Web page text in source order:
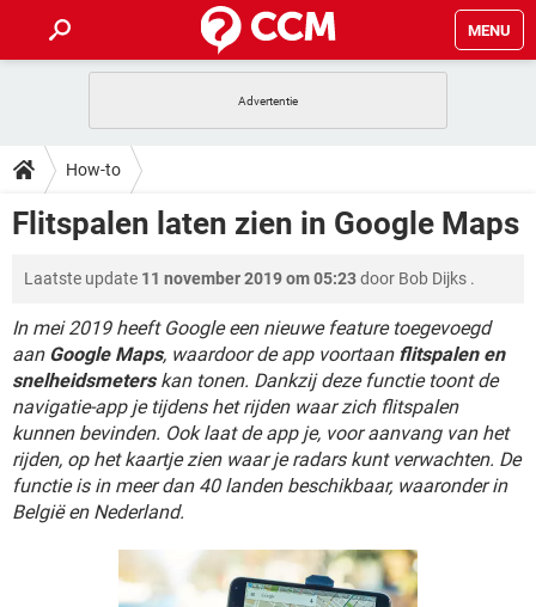
MENU
INSTAGRAM
NETFLIX CORONAVIRUS
HOW-TO
VIDEOBELLEN
INSTAGRAM WINDOWS 10
NETFLIX CORONAVIRUS
GRATIS SNAPCHAT
TIKTOK
DOWNLOADS
NETFLIX CORONAVIRUS
GRATIS SNAPCHAT
TIKTOK
FORUM
VIDEOBELLEN GAMES
INSTAGRAM WINDOWS 10
NETFLIX CORONAVIRUS
GRATIS SNAPCHAT
TIKTOK
ARTIKELEN
VIDEOBELLEN GAMES
INSTAGRAM
NETFLIX CORONAVIRUS
GRATIS
How-to
Flitspalen laten zien in Google Maps
Laatste update 11 november 2019 om 05:23door Bob Dijks .
In mei 2019 heeft Google een nieuwe feature toegevoegd
aan Google Maps, waardoor de app voortaan flitspalen en
snelheidsmeterskan tonen. Dankzij deze functie toont de
navigatie-app je tijdens het rijden waar zich flitspalen
kunnen bevinden. Ook laat de app je, voor aanvang van het
rijden, op het kaartje zien waar je radars kunt verwachten. De
functie is in meer dan 40 landen beschikbaar, waaronder in
België en Nederland.